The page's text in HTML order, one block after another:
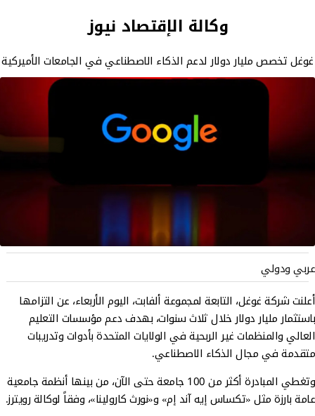
وكالة الإقتصاد نيوز
غوغل تخصص مليار دولار لدعم الذكاء الاصطناعي في الجامعات الأميركية
عربي ودولي
أعلنت شركة غوغل، التابعة لمجموعة ألفابت، اليوم الأربعاء، عن التزامها
باستثمار مليار دولار خلال ثلاث سنوات، بهدف دعم مؤسسات التعليم
العالي والمنظمات غير الربحية في الولايات المتحدة بأدوات وتدريبات
متقدمة في مجال الذكاء الاصطناعي.
وتغطي المبادرة أكثر من 100 جامعة حتى الآن، من بينها أنظمة جامعية
عامة بارزة مثل «تكساس إيه آند إم» و«نورث كارولينا»، وفقاً لوكالة رويترز.